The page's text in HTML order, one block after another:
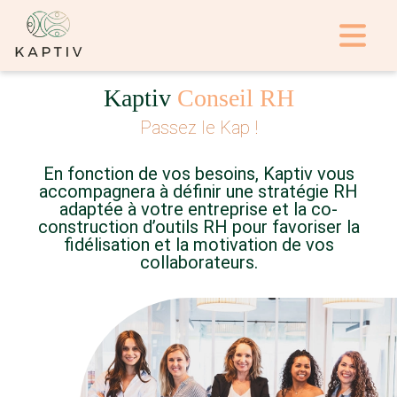
Kaptiv Conseil RH
Passez le Kap !
En fonction de vos besoins, Kaptiv vous
accompagnera à définir une stratégie RH
adaptée à votre entreprise et la co-
construction d’outils RH pour favoriser la
fidélisation et la motivation de vos
collaborateurs.